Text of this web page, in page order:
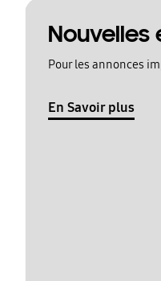
Nouvelles
Pour les annonces
En Savoir plus